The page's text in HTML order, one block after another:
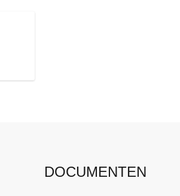
DOCUMENTEN